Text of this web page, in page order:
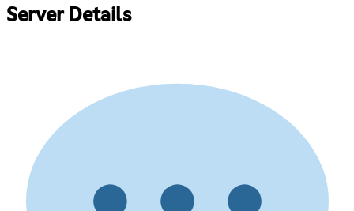
Server Details